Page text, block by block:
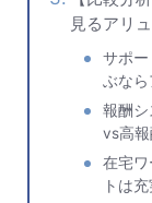
見るアリ
サポ
ぶなら
報酬シ
vs高報
在宅
トは